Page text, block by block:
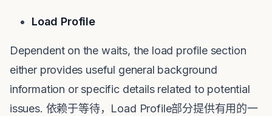
Load Profile
Dependent on the waits, the load profile section
either provides useful general background
information or specific details related to potential
issues. 依赖于等待，Load Profile部分提供有用的一